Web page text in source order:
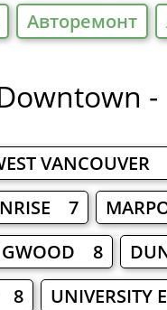
Авторемонт
VANCOUVER
7
8
8